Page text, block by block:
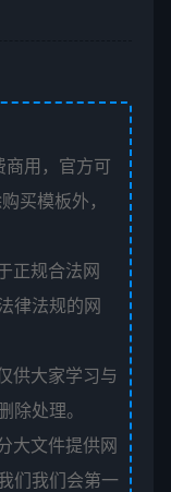
用，官方可
买模板外，
正规合法网
律法规的网
供大家学习与
除处理。
大文件提供网
们我们会第一